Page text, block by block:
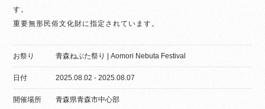
す。
重要無形民俗文化財に指定されています。
お祭り 青森ねぶた祭り | Aomori Nebuta Festival
日付 2025.08.02 - 2025.08.07
開催場所
青森県青森市中心部